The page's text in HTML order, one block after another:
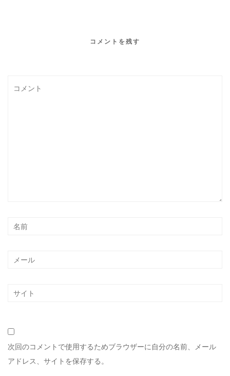
コメントを残す
次回のコメントで使用するためブラウザーに自分の名前、メール
アドレス、サイトを保存する。